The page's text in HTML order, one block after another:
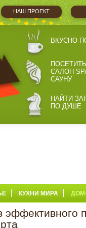
НАШ ПРОЕКТ
ВКУСНО
ПОСЕТИТЬ
САЛОН
САУНУ
НАЙТИ
ПО ДУШЕ
КУХНИ МИРА
эффективного